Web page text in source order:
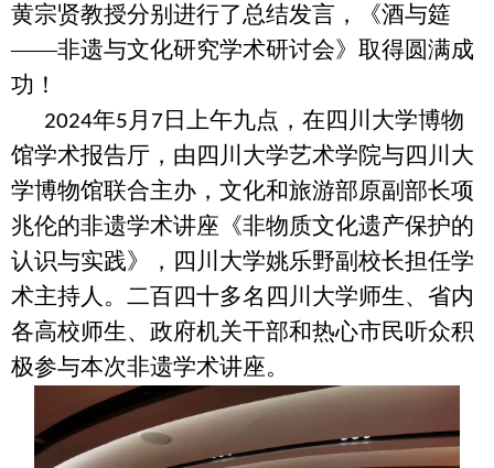
黄宗贤教授分别进行了总结发言，《酒与筵
——非遗与文化研究学术研讨会》取得圆满成
功！
2024年5月 7 日上午九点，在四川大学博物
馆学术报告厅，由四川大学艺术学院与四川大
学博物馆联合主办，文化和旅游部原副部长项
兆伦的非遗学术讲座《非物质文化遗产保护的
认识与实践》，四川大学姚乐野副校长担任学
术主持人。二百四十多名四川大学师生、省内
各高校师生、政府机关干部和热心市民听众积
极参与本次非遗学术讲座。